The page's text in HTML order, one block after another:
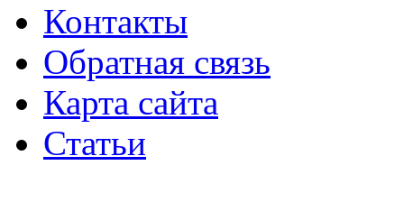
Контакты
Обратная связь
Карта сайта
Статьи